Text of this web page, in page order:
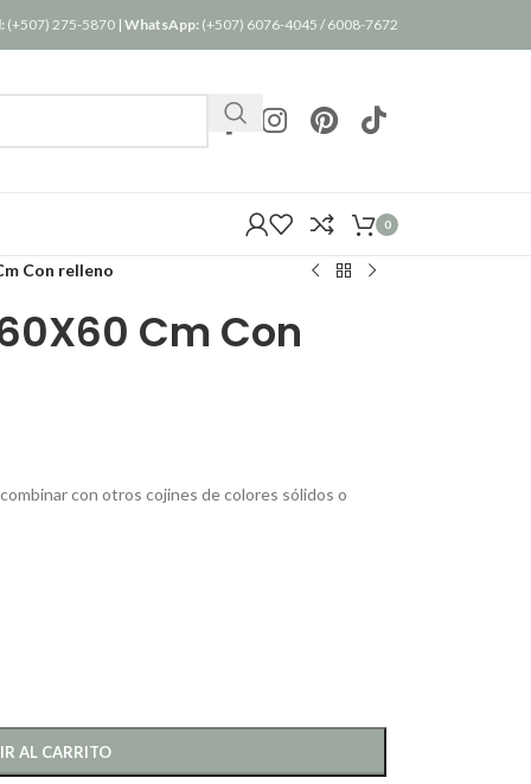
(+507) 275-5870 | WhatsApp: (+507) 6076-4045 /6008-7672
0
Con relleno
Cm Con
con otros cojines de colores sólidos o
AL CARRITO